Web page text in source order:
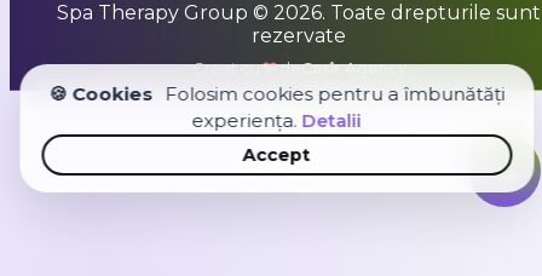
Spa Therapy Group © 2026. Toate drepturile sunt
rezervate
Creat cu deCasîr Agency
🍪 Cookies
Folosim cookies pentru a îmbunătăți
experiența. Detalii
Accept